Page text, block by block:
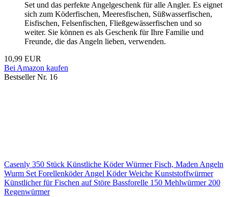
Set und das perfekte Angelgeschenk für alle Angler. Es eignet
sich zum Köderfischen, Meeresfischen, Süßwasserfischen,
Eisfischen, Felsenfischen, Fließgewässerfischen und so
weiter. Sie können es als Geschenk für Ihre Familie und
Freunde, die das Angeln lieben, verwenden.
10,99 EUR
Bei Amazon kaufen
Bestseller Nr. 16
Casenly 350 Stück Künstliche Köder Würmer Fisch, Maden Angeln
Wurm Set Forellenköder Angel Köder Weiche Kunststoffwürmer
Künstlicher für Fischen auf Störe Bassforelle 150 Mehlwürmer 200
Regenwürmer